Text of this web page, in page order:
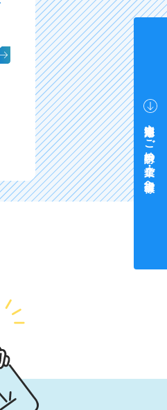
中途採用をご検討中の企業・ご担当者様へ